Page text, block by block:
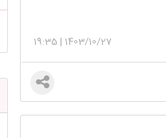
1403/10/27
|
19:35